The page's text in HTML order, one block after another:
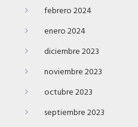
febrero 2024
enero 2024
diciembre 2023
noviembre 2023
octubre 2023
septiembre 2023